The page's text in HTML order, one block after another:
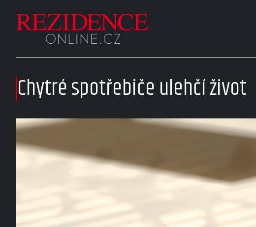
Chytré spotřebiče ulehčí život